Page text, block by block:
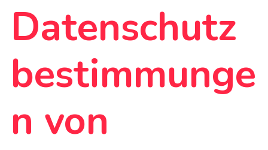
Datenschutz
bestimmunge
n von